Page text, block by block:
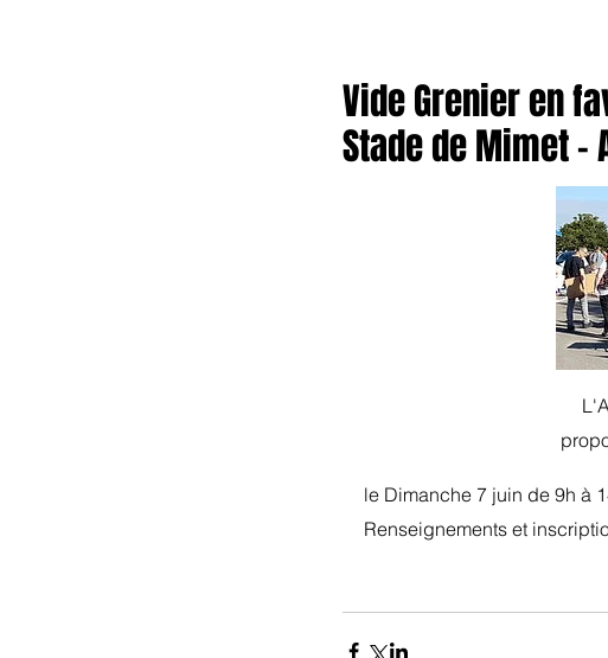
Vide Grenier en
Stade de Mimet -
le Dimanche 7 juin de 9h à
Renseignements et